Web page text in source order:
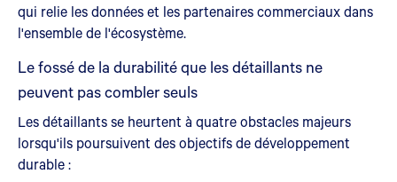
qui relie les données et les partenaires commerciaux dans
l'ensemble de l'écosystème.
Le fossé de la durabilité que les détaillants ne
peuvent pas combler seuls
Les détaillants se heurtent à quatre obstacles majeurs
lorsqu'ils poursuivent des objectifs de développement
durable :